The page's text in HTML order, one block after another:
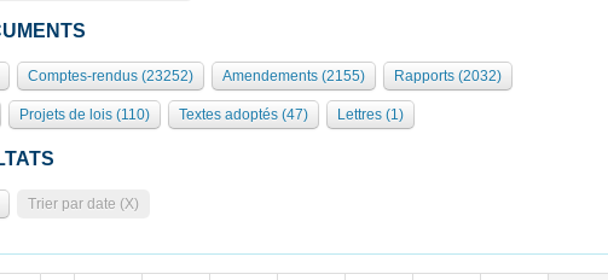
Comptes-rendus (23252) Amendements (2155) Rapports (2032)
Projets de lois (110) Textes adoptés (47) Lettres (1)
Trier par date (X)